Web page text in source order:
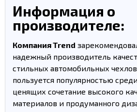
Информация о
производителе:
Компания Trend
надежный производитель
стильных автомобильных
пользуется популярностью
ценящих сочетание высокого
материалов и продуманного